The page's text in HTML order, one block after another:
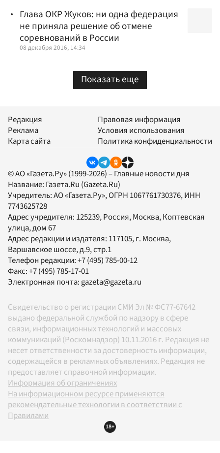
Глава ОКР Жуков: ни одна федерация
не приняла решение об отмене
соревнований в России
08 декабря 2016, 14:34
Показать еще
Редакция
Реклама
Карта сайта
Правовая информация
Условия использования
Политика конфиденциальности
© АО «Газета.Ру» (1999-2026) – Главные новости дня
Название: Газета.Ru (Gazeta.Ru)
Учредитель:АО «Газета.Ру», ОГРН 1067761730376, ИНН
7743625728
Адрес учредителя: 125239, Россия, Москва, Коптевская
улица, дом 67
Адрес редакции и издателя: 117105, г. Москва,
Варшавское шоссе, д.9, стр.1
Телефон редакции:+7 (495) 785-00-12
Факс:+7 (495) 785-17-01
Электронная почта:gazeta@gazeta.ru
Свидетельство о регистрации СМИ Эл № ФС77-67642
выдано федеральной службой по надзору в сфере
связи, информационных технологий и массовых
коммуникаций (Роскомнадзор) 10.11.2016 г. Редакция не
несет ответственности за достоверность информации,
содержащейся в рекламных объявлениях. Редакция не
предоставляет справочной информации.
Информация об ограничениях
На информационном ресурсе применяются
рекомендательные технологии в соответствии с
Правилами
18+